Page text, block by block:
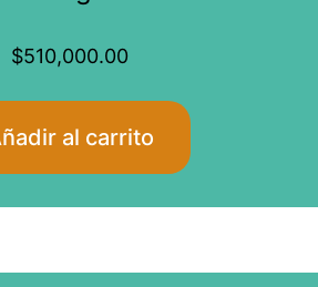
producto
$510,000.00
al carrito